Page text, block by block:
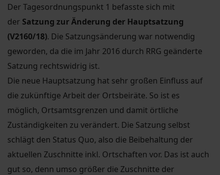
Der Tagesordnungspunkt 1 befasste sich mit
der Satzung zur Änderung der Hauptsatzung
(V2160/18). Die Satzungsänderung war notwendig
geworden, da die im Jahr 2016 durch RRG geänderte
Satzung rechtswidrig ist.
Die neue Hauptsatzung hat sehr großen Einfluss auf
die zukünftige Arbeit der Ortsbeiräte. So ist es
möglich, Ortsamtsgrenzen und damit örtliche
Zuständigkeiten zu verändert. Die Satzung selbst
schlägt den Status Quo, also die Beibehaltung der
aktuellen Zuschnitte inkl. Ortschaften vor. Das ist auch
gut so, denn umso größer die Zuschnitte der